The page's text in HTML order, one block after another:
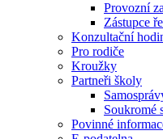
Provozní
Zástupce
Konzultační
Pro rodiče
Kroužky
Partneři školy
Soukromé
Povinné